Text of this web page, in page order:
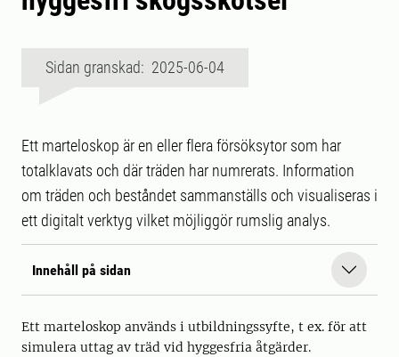
Sidan granskad: 2025-06-04
Ett marteloskop är en eller flera försöksytor som har
totalklavats och där träden har numrerats. Information
om träden och beståndet sammanställs och visualiseras i
ett digitalt verktyg vilket möjliggör rumslig analys.
Innehåll på sidan
Ett marteloskop används i utbildningssyfte, t ex. för att
simulera uttag av träd vid hyggesfria åtgärder.